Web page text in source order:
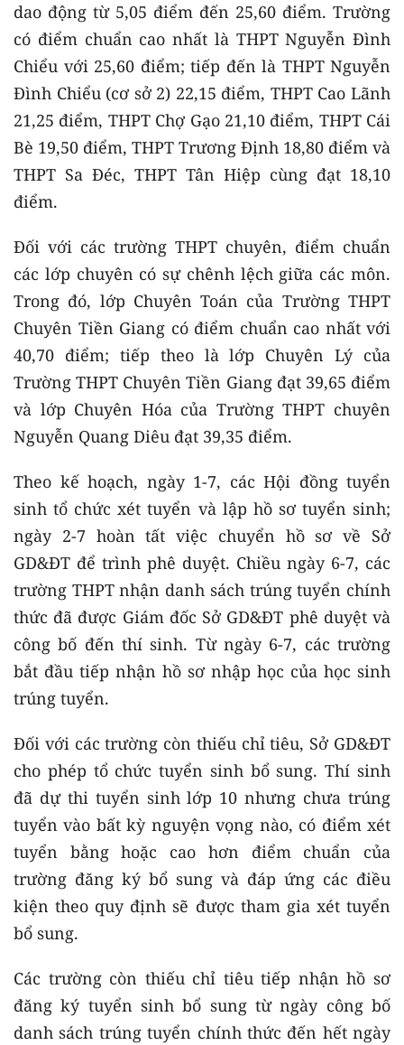
dao động từ 5,05 điểm đến 25,60 điểm. Trường
có điểm chuẩn cao nhất là THPT Nguyễn Đình
Chiểu với 25,60 điểm; tiếp đến là THPT Nguyễn
Đình Chiểu (cơ sở 2) 22,15 điểm, THPT Cao Lãnh
21,25 điểm, THPT Chợ Gạo 21,10 điểm, THPT Cái
Bè 19,50 điểm, THPT Trương Định 18,80 điểm và
THPT Sa Đéc, THPT Tân Hiệp cùng đạt 18,10
điểm.
Đối với các trường THPT chuyên, điểm chuẩn
các lớp chuyên có sự chênh lệch giữa các môn.
Trong đó, lớp Chuyên Toán của Trường THPT
Chuyên Tiền Giang có điểm chuẩn cao nhất với
40,70 điểm; tiếp theo là lớp Chuyên Lý của
Trường THPT Chuyên Tiền Giang đạt 39,65 điểm
và lớp Chuyên Hóa của Trường THPT chuyên
Nguyễn Quang Diêu đạt 39,35 điểm.
Theo kế hoạch, ngày 1-7, các Hội đồng tuyển
sinh tổ chức xét tuyển và lập hồ sơ tuyển sinh;
ngày 2-7 hoàn tất việc chuyển hồ sơ về Sở
GD&ĐT để trình phê duyệt. Chiều ngày 6-7, các
trường THPT nhận danh sách trúng tuyển chính
thức đã được Giám đốc Sở GD&ĐT phê duyệt và
công bố đến thí sinh. Từ ngày 6-7, các trường
bắt đầu tiếp nhận hồ sơ nhập học của học sinh
trúng tuyển.
Đối với các trường còn thiếu chỉ tiêu, Sở GD&ĐT
cho phép tổ chức tuyển sinh bổ sung. Thí sinh
đã dự thi tuyển sinh lớp 10 nhưng chưa trúng
tuyển vào bất kỳ nguyện vọng nào, có điểm xét
tuyển bằng hoặc cao hơn điểm chuẩn của
trường đăng ký bổ sung và đáp ứng các điều
kiện theo quy định sẽ được tham gia xét tuyển
bổ sung.
Các trường còn thiếu chỉ tiêu tiếp nhận hồ sơ
đăng ký tuyển sinh bổ sung từ ngày công bố
danh sách trúng tuyển chính thức đến hết ngày